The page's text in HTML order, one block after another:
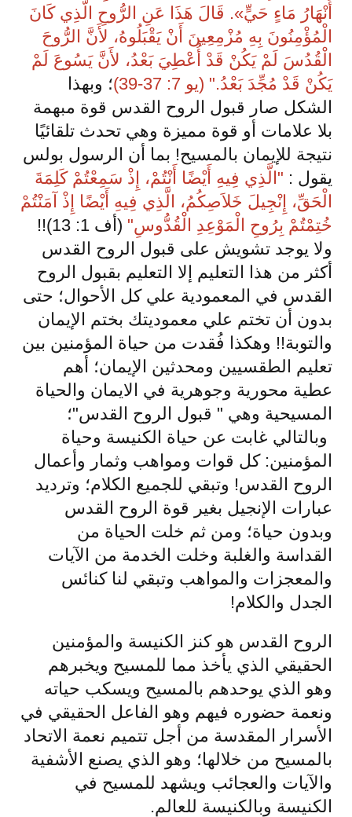
أَنْهَارُ مَاءٍ حَيٍّ». قَالَ هَذَا عَنِ الرُّوحِ الَّذِي كَانَ
الْمُؤْمِنُونَ بِهِ مُزْمِعِينَ أَنْ يَقْبَلُوهُ، لأَنَّ الرُّوحَ
الْقُدُسَ لَمْ يَكُنْ قَدْ أُعْطِيَ بَعْدُ، لأَنَّ يَسُوعَ لَمْ
يَكُنْ قَدْ مُجِّدَ بَعْدُ." (يو 7: 37-39)
؛ وبهذا
الشكل صار قبول الروح القدس قوة مبهمة
بلا علامات أو قوة مميزة وهي تحدث تلقائيًا
نتيجة للإيمان بالمسيح! بما أن الرسول بولس
يقول : "الَّذِي فِيهِ أَيْضًا أَنْتُمْ، إِذْ سَمِعْتُمْ كَلِمَةَ
الْحَقِّ، إِنْجِيلَ خَلاَصِكُمُ، الَّذِي فِيهِ أَيْضًا إِذْ آمَنْتُمْ
خُتِمْتُمْ بِرُوحِ الْمَوْعِدِ الْقُدُّوسِ" (أف 1: 13)
!!
ولا يوجد تشويش على قبول الروح القدس
أكثر من هذا التعليم إلا التعليم بقبول الروح
القدس في المعمودية علي كل الأحوال؛ حتى
بدون أن تختم علي معموديتك بختم الإيمان
والتوبة!! وهكذا فُقدت من حياة المؤمنين بين
تعليم الطقسيين ومحدثين الإيمان؛ أهم
عطية محورية وجوهرية في الايمان والحياة
المسيحية وهي " قبول الروح القدس"؛
وبالتالي غابت عن حياة الكنيسة وحياة
المؤمنين: كل قوات ومواهب وثمار وأعمال
الروح القدس! وتبقي للجميع الكلام؛ وترديد
عبارات الإنجيل بغير قوة الروح القدس
وبدون حياة؛ ومن ثم خلت الحياة من
القداسة والغلبة وخلت الخدمة من الآيات
والمعجزات والمواهب وتبقي لنا كنائس
الجدل والكلام!
الروح القدس هو كنز الكنيسة والمؤمنين
الحقيقي الذي يأخذ مما للمسيح ويخبرهم
وهو الذي يوحدهم بالمسيح ويسكب حياته
ونعمة حضوره فيهم وهو الفاعل الحقيقي في
الأسرار المقدسة من أجل تتميم نعمة الاتحاد
بالمسيح من خلالها؛ وهو الذي يصنع الأشفية
والآيات والعجائب ويشهد للمسيح في
الكنيسة وبالكنيسة للعالم.